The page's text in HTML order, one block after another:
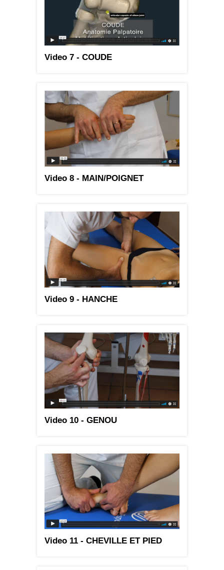
Video 7 - COUDE
Video 8 - MAIN/POIGNET
Video 9 - HANCHE
Video 10 - GENOU
Video 11 - CHEVILLE ET PIED